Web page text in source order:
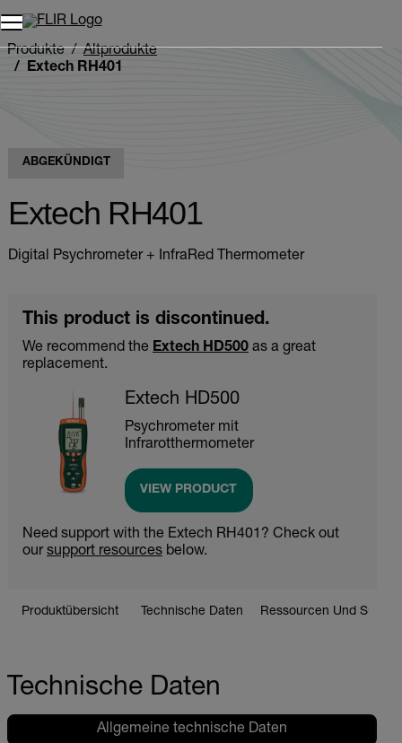
Unread messages
Entfernen
Elemente
Element
In den Warenkorb
Im Warenkorb
Produkte
Altprodukte
Extech RH401
ABGEKÜNDIGT
Extech RH401
Digital Psychrometer + InfraRed Thermometer
This product is discontinued.
We recommend the Extech HD500 as a great
replacement.
Extech HD500
Psychrometer mit
Infrarotthermometer
VIEW PRODUCT
Need support with the Extech RH401? Check out
oursupport resources below.
Produktübersicht Technische Daten Ressourcen Und
Technische Daten
Allgemeine technische Daten